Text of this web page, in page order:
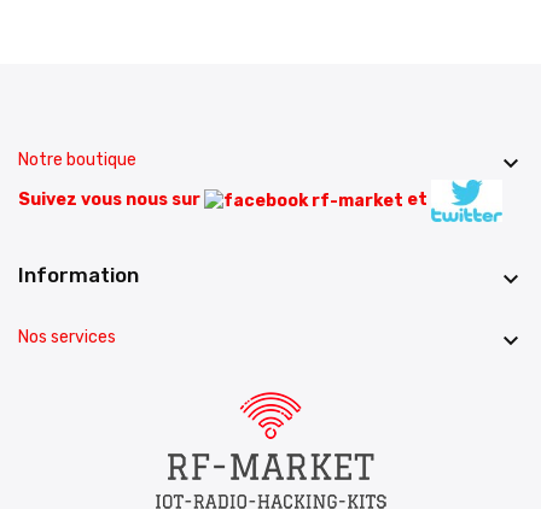
Notre boutique 
Suivez vous nous sur et
Information 
Nos services 